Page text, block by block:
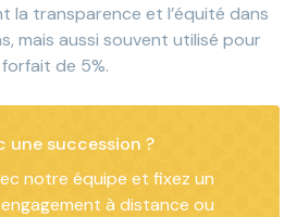
la transparence et l’équité dans
mais aussi souvent utilisé pour
de 5%.
une succession ?
notre équipe et fixez un
à distance ou